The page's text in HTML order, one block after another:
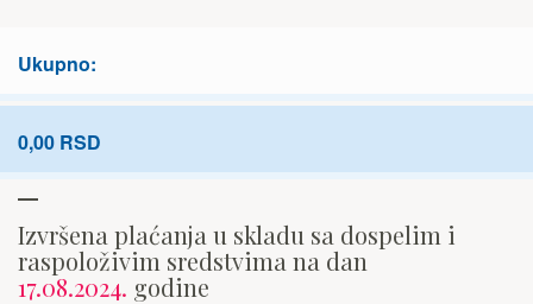
Ukupno:
0,00 RSD
Izvršena plaćanja u skladu sa dospelim i
raspoloživim sredstvima na dan
17.08.2024. godine